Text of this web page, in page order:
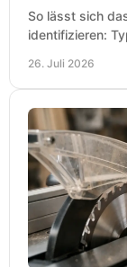
So lässt sich
identifizieren:
26. Juli 2026